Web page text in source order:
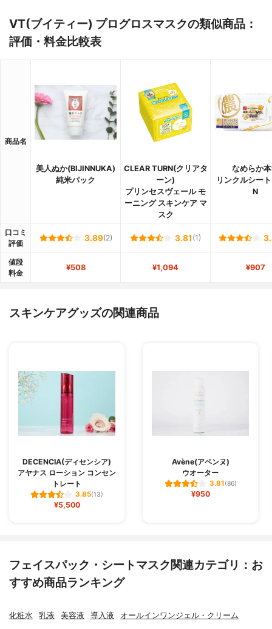
VT(ブイティー) プログロスマスクの類似商品：
評価・料金比較表
商品名
美人ぬか(BIJINNUKA)
純米パック
CLEAR TURN(クリアタ
ーン)
プリンセスヴェール モ
ーニング スキンケア マ
スク
なめらか
リンクルシー
N
口コミ
評価
3.89(2) 3.81 (1)
値段
料金
¥508 ¥1,094 ¥907
スキンケアグッズの関連商品
DECENCIA(ディセンシア)
アヤナス ローション コンセン
トレート
3.85(13)
¥5,500
Avène(アベンヌ)
ウオーター
3.81(86)
¥950
フェイスパック・シートマスク関連カテゴリ：お
すすめ商品ランキング
化粧水 乳液 美容液 導入液 オールインワンジェル・クリーム